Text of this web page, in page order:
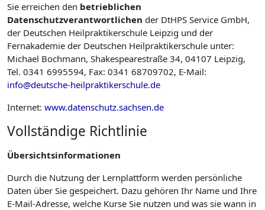
Sie erreichen den betrieblichen
Datenschutzverantwortlichen der DtHPS Service GmbH,
der Deutschen Heilpraktikerschule Leipzig und der
Fernakademie der Deutschen Heilpraktikerschule unter:
Michael Bochmann, Shakespearestraße 34, 04107 Leipzig,
Tel. 0341 6995594, Fax: 0341 68709702, E-Mail:
info@deutsche-heilpraktikerschule.de
Internet: www.datenschutz.sachsen.de
Vollständige Richtlinie
Übersichtsinformationen
Durch die Nutzung der Lernplattform werden persönliche
Daten über Sie gespeichert. Dazu gehören Ihr Name und Ihre
E-Mail-Adresse, welche Kurse Sie nutzen und was sie wann in